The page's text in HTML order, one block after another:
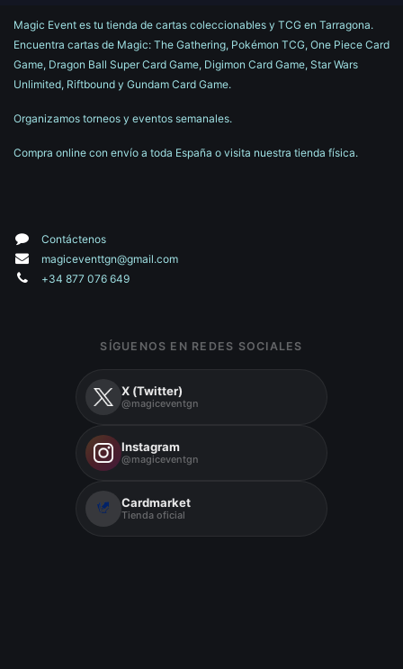
Magic Event es tu tienda de cartas coleccionables y TCG en Tarragona.
Encuentra cartas de Magic: The Gathering, Pokémon TCG, One Piece Card
Game, Dragon Ball Super Card Game, Digimon Card Game, Star Wars
Unlimited, Riftbound y Gundam Card Game.
Organizamos torneos y eventos semanales.
Compra online con envío a toda España o visita nuestra tienda física.
Contáctenos
magiceventtgn@gmail.com
+34 877 076 649
SÍGUENOS EN REDES SOCIALES
X (Twitter)
@magiceventgn
Instagram
@magiceventgn
Cardmarket
Tienda oficial